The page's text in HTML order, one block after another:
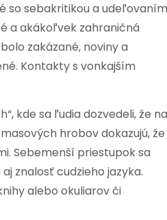
so sebakritikou a udeľovaním
a akákoľvek zahraničná
zakázané, noviny a
Kontakty s vonkajším
kde sa ľudia dozvedeli, že na
hrobov dokazujú, že
Sebemenší priestupok sa
znalosť cudzieho jazyka.
alebo okuliarov či